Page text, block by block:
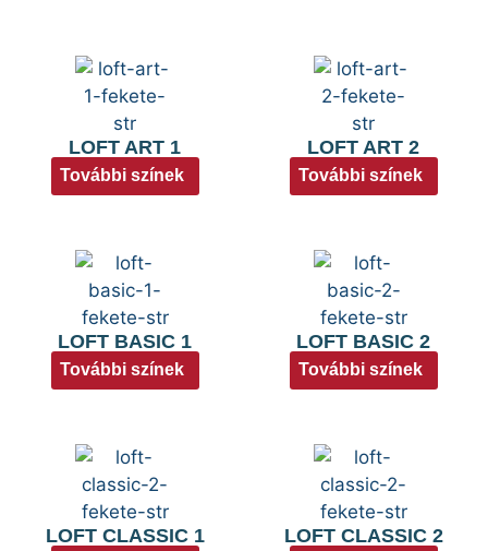
LOFT ART 1
További színek
LOFT ART 2
További színek
LOFT BASIC 1
További színek
LOFT BASIC 2
További színek
LOFT CLASSIC 1 LOFT CLASSIC 2